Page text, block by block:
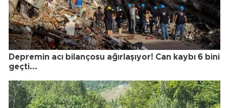
Depremin acı bilançosu ağırlaşıyor! Can kaybı 6 bini
geçti...